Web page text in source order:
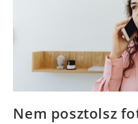
Nem posztolsz